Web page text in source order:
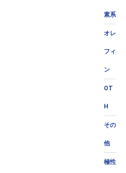
素系
オレ
フィ
ン
OT
H
その
他
極性